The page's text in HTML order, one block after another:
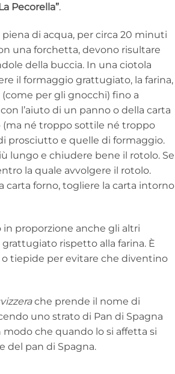
Pecorella”.
di acqua, per circa 20 minuti
una forchetta, devono risultare
della buccia. In una ciotola
il formaggio grattugiato, la farina,
(come per gli gnocchi) fino a
l’aiuto di un panno o della carta
(ma né troppo sottile né troppo
prosciutto e quelle di formaggio.
lungo e chiudere bene il rotolo. Se
la quale avvolgere il rotolo.
carta forno, togliere la carta intorno
proporzione anche gli altri
rispetto alla farina. È
tiepide per evitare che diventino
che prende il nome di
uno strato di Pan di Spagna
che quando lo si affetta si
del pan di Spagna.